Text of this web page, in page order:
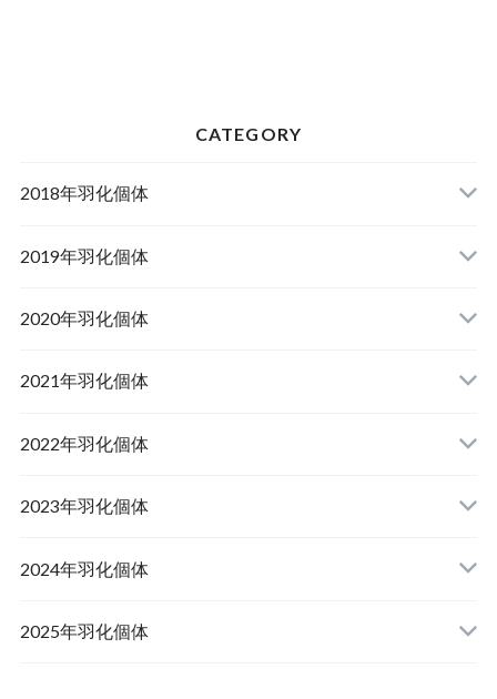
CATEGORY
2018年羽化個体
佐賀県神埼郡産オオクワガタ
2019年羽化個体
山梨県韮崎市産オオクワガタ
山梨県韮崎市韮崎町産オオクワガタ
佐賀県神埼郡神埼町産オオクワガタ
2020年羽化個体
山梨県韮崎市穂坂町産
山梨県甲斐市産
山形県西置賜郡小國町産
新潟県十日町市産
2021年羽化個体
山梨県韮崎市穂坂町産
兵庫県川辺郡猪名川町産
山梨県甲斐市産
佐賀県神埼郡神埼町
2022年羽化個体
青森県十和田市産
宮城県栗原市産
茨城県小美玉市産
2023年羽化個体
岩手県奥州市産
山形県西置賜郡小國町産
2024年羽化個体
青森県十和田市産
2025年羽化個体